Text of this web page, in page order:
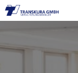
Zum
Inhalt